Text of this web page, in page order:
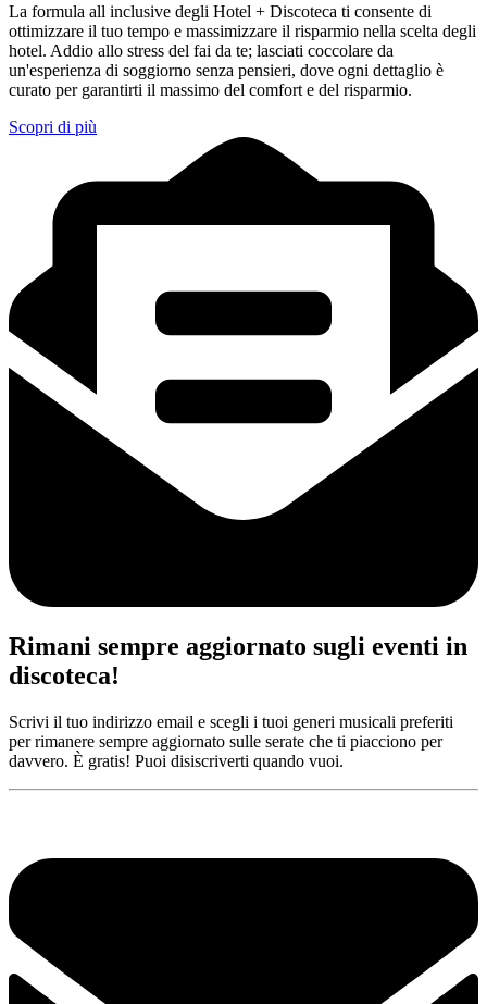
La formula all inclusive degli Hotel + Discoteca ti consente di
ottimizzare il tuo tempo e massimizzare il risparmio nella scelta degli
hotel. Addio allo stress del fai da te; lasciati coccolare da
un'esperienza di soggiorno senza pensieri, dove ogni dettaglio è
curato per garantirti il massimo del comfort e del risparmio.
Scopri di più
Rimani sempre aggiornato sugli eventi in
discoteca!
Scrivi il tuo indirizzo email e scegli i tuoi generi musicali preferiti
per rimanere sempre aggiornato sulle serate che ti piacciono per
davvero. È gratis! Puoi disiscriverti quando vuoi.